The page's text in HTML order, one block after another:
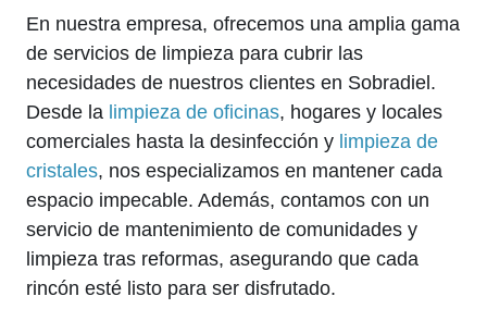
En nuestra empresa, ofrecemos una amplia gama
de servicios de limpieza para cubrir las
necesidades de nuestros clientes en Sobradiel.
Desde la limpieza de oficinas, hogares y locales
comerciales hasta la desinfección y limpieza de
cristales, nos especializamos en mantener cada
espacio impecable. Además, contamos con un
servicio de mantenimiento de comunidades y
limpieza tras reformas, asegurando que cada
rincón esté listo para ser disfrutado.